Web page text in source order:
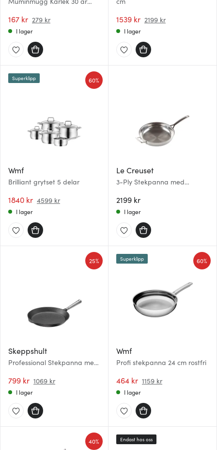
167 kr 279 kr
I lager
1539 kr 2199 kr
I lager
Wmf
Brilliant grytset 5 delar
1840 kr 4599 kr
60%
Superklipp
I lager
Le Creuset
3-Ply Stekpanna med
2199 kr
I lager
Skeppshult
Professional Stekpanna med
799 kr 1069 kr
25%
I lager
Wmf
Profi stekpanna 24 cm rostfri
464 kr 1159 kr
60%
Superklipp
I lager
40% Endast hos oss